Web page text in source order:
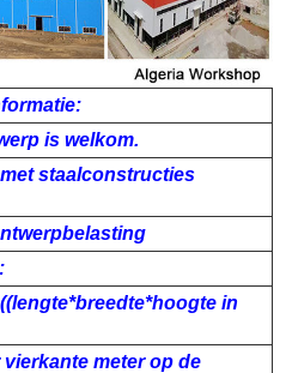
is welkom.
staalconstructies
in
meter op de